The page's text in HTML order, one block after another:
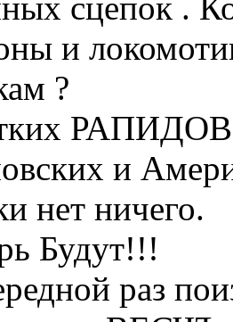
сцепок .
и
?
и
нет ничего.
Будут!!!
раз